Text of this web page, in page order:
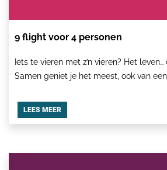
9 flight voor 4 personen
Iets te vieren met z’n vieren? Het
Samen geniet je het meest, ook van
LEES MEER